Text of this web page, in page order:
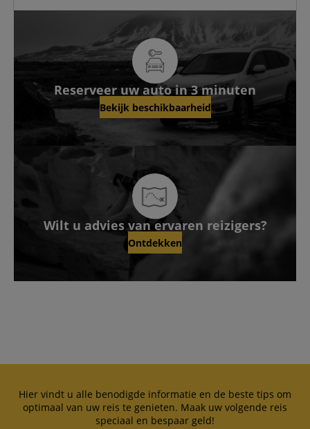
Reserveer uw auto in 3 minuten
Bekijk beschikbaarheid
Wilt u advies van ervaren reizigers?
Ontdekken
Hier vindt u alle benodigde informatie en de beste tips om
optimaal van uw reis te genieten. Maak uw volgende reis
speciaal en bespaar geld!